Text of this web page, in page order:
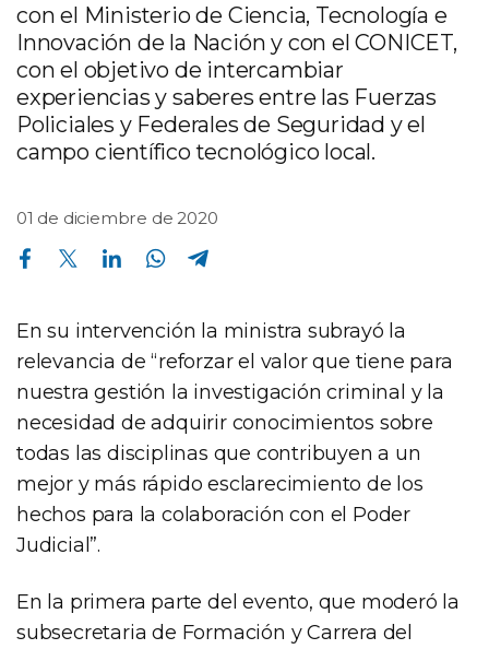
con el Ministerio de Ciencia, Tecnología e
Innovación de la Nación y con el CONICET,
con el objetivo de intercambiar
experiencias y saberes entre las Fuerzas
Policiales y Federales de Seguridad y el
campo científico tecnológico local.
01 de diciembre de 2020
Compartir en Facebook Compartir en Twitter Compartir en Linkedin Compartir en Whatsapp
En su intervención la ministra subrayó la
relevancia de “reforzar el valor que tiene para
nuestra gestión la investigación criminal y la
necesidad de adquirir conocimientos sobre
todas las disciplinas que contribuyen a un
mejor y más rápido esclarecimiento de los
hechos para la colaboración con el Poder
Judicial”.
En la primera parte del evento, que moderó la
subsecretaria de Formación y Carrera del